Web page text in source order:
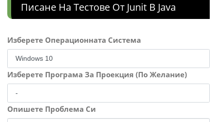
Писане На Тестове От Junit В Java
Изберете Операционната Система
Изберете Програма За Проекция (По Желание)
Опишете Проблема Си